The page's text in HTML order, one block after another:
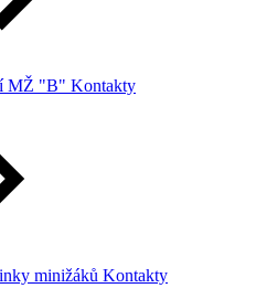
MŽ "B" Kontakty
minižáků Kontakty